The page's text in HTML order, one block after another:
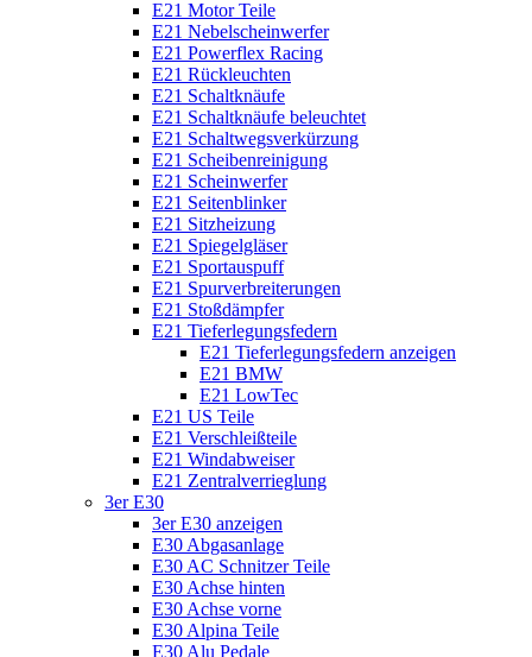
E21 Motor Teile
E21 Nebelscheinwerfer
E21 Powerflex Racing
E21 Rückleuchten
E21 Schaltknäufe
E21 Schaltknäufe beleuchtet
E21 Schaltwegsverkürzung
E21 Scheibenreinigung
E21 Scheinwerfer
E21 Seitenblinker
E21 Sitzheizung
E21 Spiegelgläser
E21 Sportauspuff
E21 Spurverbreiterungen
E21 Stoßdämpfer
E21 Tieferlegungsfedern
E21 Tieferlegungsfedern anzeigen
E21 BMW
E21 LowTec
E21 US Teile
E21 Verschleißteile
E21 Windabweiser
E21 Zentralverrieglung
3er E30
3er E30 anzeigen
E30 Abgasanlage
E30 AC Schnitzer Teile
E30 Achse hinten
E30 Achse vorne
E30 Alpina Teile
E30 Alu Pedale